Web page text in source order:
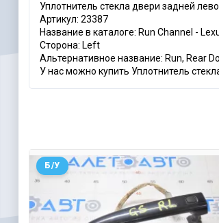
Уплотнитель стекла двери задней
Артикул: 23387
Название в каталоге: Run Channel -
Сторона: Left
Альтернативное название: Run, Rear
У нас можно купить Уплотнитель
Б/У